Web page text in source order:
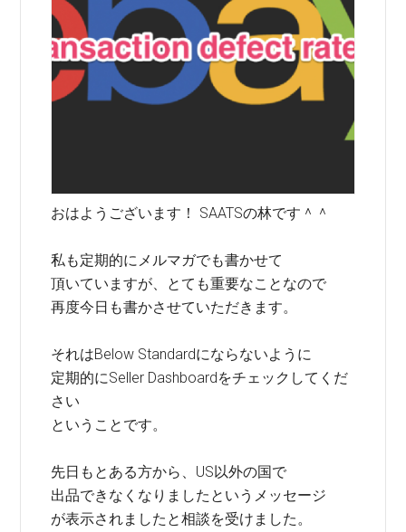
おはようございます！ SAATSの林です＾＾
私も定期的にメルマガでも書かせて
頂いていますが、とても重要なことなので
再度今日も書かさせていただきます。
それはBelow Standardにならないように
定期的にSeller Dashboardをチェックしてくだ
さい
ということです。
先日もとある方から、US以外の国で
出品できなくなりましたというメッセージ
が表示されましたと相談を受けました。